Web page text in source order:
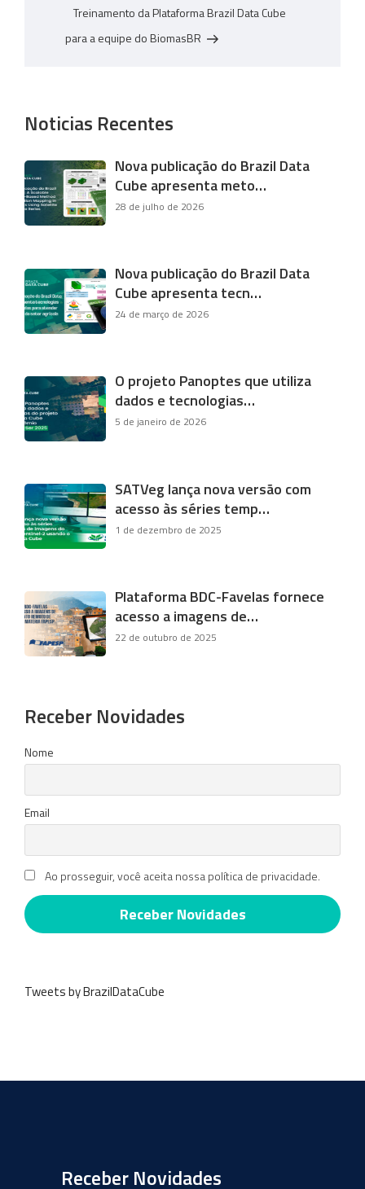
Treinamento da Plataforma Brazil Data Cube
para a equipe do BiomasBR
Noticias Recentes
Nova publicação do Brazil Data
Cube apresenta meto…
28 de julho de 2026
Nova publicação do Brazil Data
Cube apresenta tecn…
24 de março de 2026
O projeto Panoptes que utiliza
dados e tecnologias…
5 de janeiro de 2026
SATVeg lança nova versão com
acesso às séries temp…
1 de dezembro de 2025
Plataforma BDC-Favelas fornece
acesso a imagens de…
22 de outubro de 2025
Receber Novidades
Nome
Email
Ao prosseguir, você aceita nossa política de privacidade.
Tweets by BrazilDataCube
Receber Novidades